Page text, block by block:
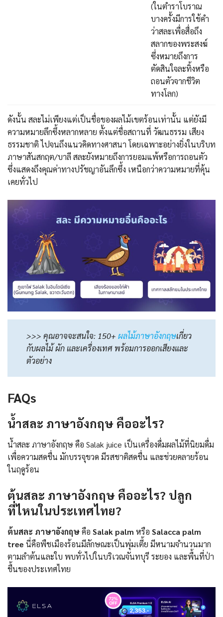
(ในตำราโบราณ
บางครั้งมีการใช้คำ
ว่าสละเพื่อสื่อถึง
สลากของพระสงฆ์
ซึ่งหมายถึงการ
ตัดสินใจละทิ้งหรือ
ถอนตัวจากชีวิต
ทางโลก)
ดังนั้น สละไม่เพียงแต่เป็นชื่อของผลไม้เขตร้อนเท่านั้น แต่ยังมี
ความหมายลึกซึ้งหลากหลาย ตั้งแต่ชื่อสถานที่ วัฒนธรรม เสียง
ธรรมชาติ ไปจนถึงแนวคิดทางศาสนา โดยเฉพาะอย่างยิ่งในบริบท
ภาษาสันสกฤต/บาลี สละยังหมายถึงการยอมแพ้หรือการถอนตัว
ซึ่งแสดงถึงคุณค่าทางปรัชญาอันลึกซึ้ง เหนือกว่าความหมายที่คุ้น
เคยทั่วไป
>>> คุณอาจจะสนใจ: 150+ ผลไม้ภาษาอังกฤษเกี่ยว
กับผลไม้ ผัก และเครื่องเทศ พร้อมการออกเสียงและ
ตัวอย่าง
FAQs
น้ำสละ ภาษาอังกฤษ คืออะไร?
น้ำสละ ภาษาอังกฤษ คือ Salak juice เป็นเครื่องดื่มผลไม้ที่นิยมดื่ม
เพื่อความสดชื่น มักบรรจุขวด มีรสชาติสดชื่น และช่วยคลายร้อน
ในฤดูร้อน
ต้นสละ ภาษาอังกฤษ คืออะไร? ปลูก
ที่ไหนในประเทศไทย?
ต้นสละ ภาษาอังกฤษคือ Salak palm หรือ Salacca palm
tree นี่คือพืชเมืองร้อนมีลักษณะเป็นพุ่มเตี้ย มีหนามจำนวนมาก
ตามลำต้นและใบ พบทั่วไปในบริเวณจันทบุรี ระยอง และพื้นที่ป่า
ชื้นของประเทศไทย